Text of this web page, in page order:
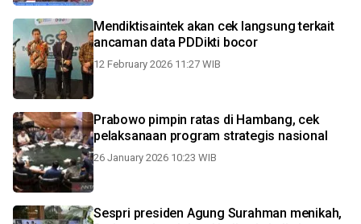
Mendiktisaintek akan cek langsung terkait
ancaman data PDDikti bocor
12 February 2026 11:27 WIB
Prabowo pimpin ratas di Hambang, cek
pelaksanaan program strategis nasional
26 January 2026 10:23 WIB
Sespri presiden Agung Surahman menikah,